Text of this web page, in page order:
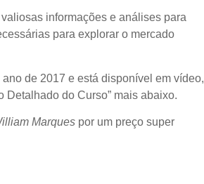
informações e análises para
para explorar o mercado
de 2017 e está disponível em vídeo,
Detalhado do Curso” mais abaixo.
Marques por um preço super